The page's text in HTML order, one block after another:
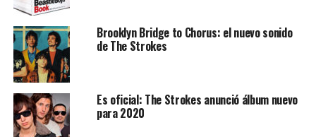
Brooklyn Bridge to Chorus: el nuevo sonido
de The Strokes
Es oficial: The Strokes anunció álbum nuevo
para 2020